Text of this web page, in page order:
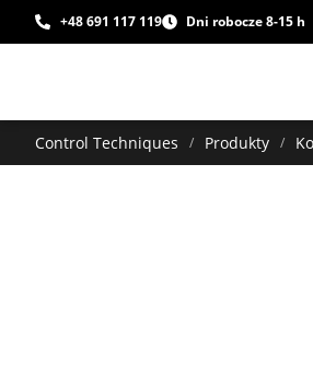
+48 691 117 119 Dni robocze 8-15 h
Control Techniques / Produkty /